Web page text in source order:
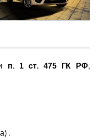
п. 1 ст. 475 ГК РФ,
.